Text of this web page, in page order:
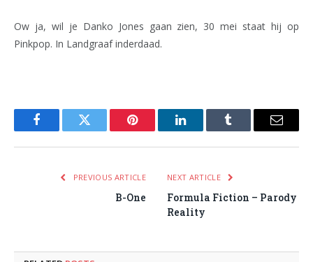
Ow ja, wil je Danko Jones gaan zien, 30 mei staat hij op
Pinkpop. In Landgraaf inderdaad.
FacebookTwitter Pinterest LinkedInTumblr Email
PREVIOUS ARTICLE
B-One
NEXT ARTICLE
Formula Fiction – Parody
Reality